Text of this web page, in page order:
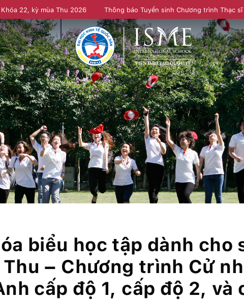
22, kỳ mùa Thu 2026 Thông báo Tuyển sinh Chương trình Thạc
biểu học tập dành cho
Thu – Chương trình Cử
cấp độ 1, cấp độ 2, và